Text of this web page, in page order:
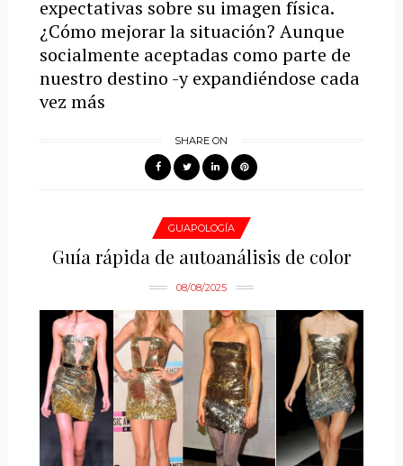
expectativas sobre su imagen física.
¿Cómo mejorar la situación? Aunque
socialmente aceptadas como parte de
nuestro destino -y expandiéndose cada
vez más
SHARE ON
GUAPOLOGÍA
Guía rápida de autoanálisis de color
08/08/2025